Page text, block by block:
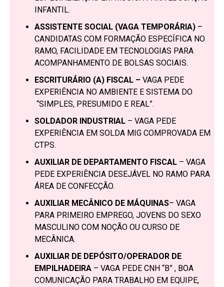
INFANTIL.
ASSISTENTE SOCIAL (VAGA TEMPORÁRIA)–
CANDIDATAS COM FORMAÇÃO ESPECÍFICA NO
RAMO, FACILIDADE EM TECNOLOGIAS PARA
ACOMPANHAMENTO DE BOLSAS SOCIAIS.
ESCRITURÁRIO (A) FISCAL – VAGA PEDE
EXPERIÊNCIA NO AMBIENTE E SISTEMA DO
“SIMPLES, PRESUMIDO E REAL”.
SOLDADOR INDUSTRIAL– VAGA PEDE
EXPERIÊNCIA EM SOLDA MIG COMPROVADA EM
CTPS.
AUXILIAR DE DEPARTAMENTO FISCAL– VAGA
PEDE EXPERIÊNCIA DESEJÁVEL NO RAMO PARA
ÁREA DE CONFECÇÃO.
AUXILIAR MECÂNICO DE MÁQUINAS– VAGA
PARA PRIMEIRO EMPREGO, JOVENS DO SEXO
MASCULINO COM NOÇÃO OU CURSO DE
MECÂNICA.
AUXILIAR DE DEPÓSITO/OPERADOR DE
EMPILHADEIRA– VAGA PEDE CNH “B” , BOA
COMUNICAÇÃO PARA TRABALHO EM EQUIPE,